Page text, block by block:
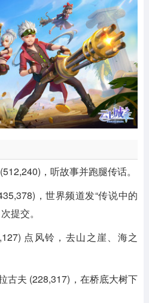
，听故事并跑腿传话。
，世界频道发“传说中的
提交。
点风铃，去山之崖、海之
古夫 (228,317)，在桥底大树下